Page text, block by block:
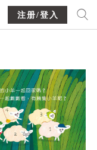
注册/登入